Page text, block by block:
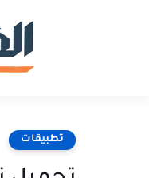
تطبيقات